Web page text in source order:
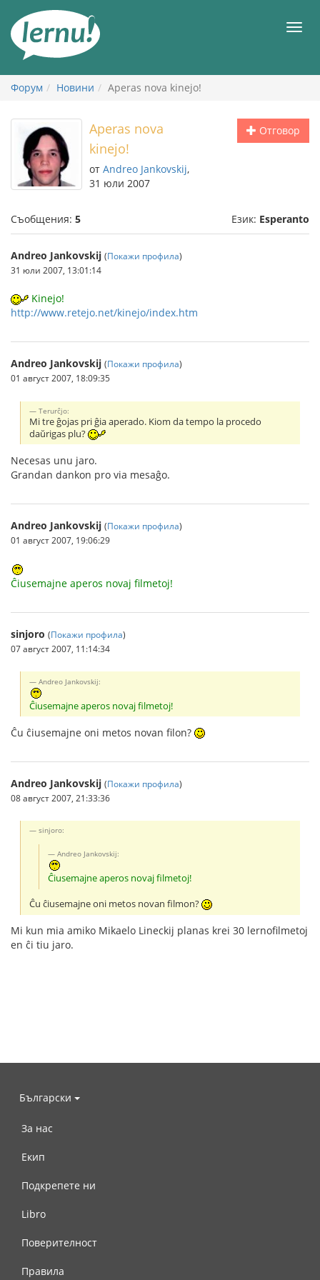
съдържанието
Форум Новини Aperas nova kinejo!
Отговор
Aperas nova
kinejo!
от Andreo Jankovskij,
31 юли 2007
Съобщения: 5 Език: Esperanto
Andreo Jankovskij (Покажи профила)
31 юли 2007, 13:01:14
Kinejo!
http://www.retejo.net/kinejo/index.htm
Andreo Jankovskij (Покажи профила)
01 август 2007, 18:09:35
Terurĉjo:
Mi tre ĝojas pri ĝia aperado. Kiom da tempo la procedo
daŭrigas plu?
Necesas unu jaro.
Grandan dankon pro via mesaĝo.
Andreo Jankovskij (Покажи профила)
01 август 2007, 19:06:29
Ĉiusemajne aperos novaj filmetoj!
sinjoro (Покажи профила)
07 август 2007, 11:14:34
Andreo Jankovskij:
Ĉiusemajne aperos novaj filmetoj!
Ĉu ĉiusemajne oni metos novan filon?
Andreo Jankovskij (Покажи профила)
08 август 2007, 21:33:36
sinjoro:
Andreo Jankovskij:
Ĉiusemajne aperos novaj filmetoj!
Ĉu ĉiusemajne oni metos novan filmon?
Mi kun mia amiko Mikaelo Lineckij planas krei 30 lernofilmetoj
en ĉi tiu jaro.
Български
За нас
Екип
Подкрепете ни
Libro
Поверителност
Правила